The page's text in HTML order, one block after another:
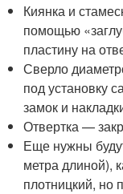
Киянка и
помощью
пластину на
Сверло
под установку
замок и
Отвертка —
Еще нужны
метра длиной),
плотницкий, но